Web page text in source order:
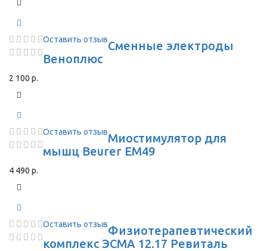
Оставить отзывСменные электроды
Веноплюс
2 100 р.
Оставить отзывМиостимулятор для
мышц Beurer EM49
4 490 р.
Оставить отзывФизиотерапевтический
комплекс ЭСМА 12.17 Ревиталь